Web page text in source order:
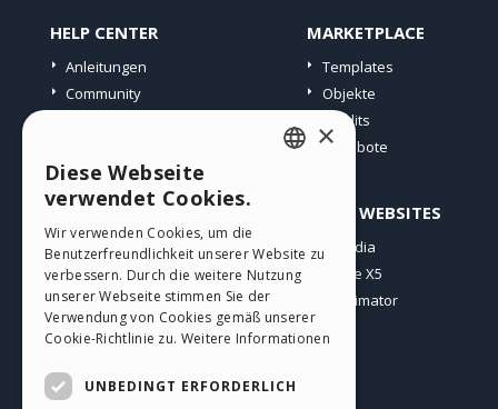
HELP CENTER
Anleitungen
Community
MARKETPLACE
Templates
Objekte
Credits
Angebote
PROFIL
Meine Beiträge
Meine Lizenz
Download
Webhosting
ANDERE WEBSITES
Incomedia
WebSite X5
WebAnimator
GERMAN
SPANISH
PORTUGUESE
×
Diese Webseite
verwendet Cookies.
Wir verwenden Cookies, um die
Benutzerfreundlichkeit unserer Website zu
verbessern. Durch die weitere Nutzung
unserer Webseite stimmen Sie der
Verwendung von Cookies gemäß unserer
Cookie-Richtlinie zu. Weitere Informationen
UNBEDINGT ERFORDERLICH